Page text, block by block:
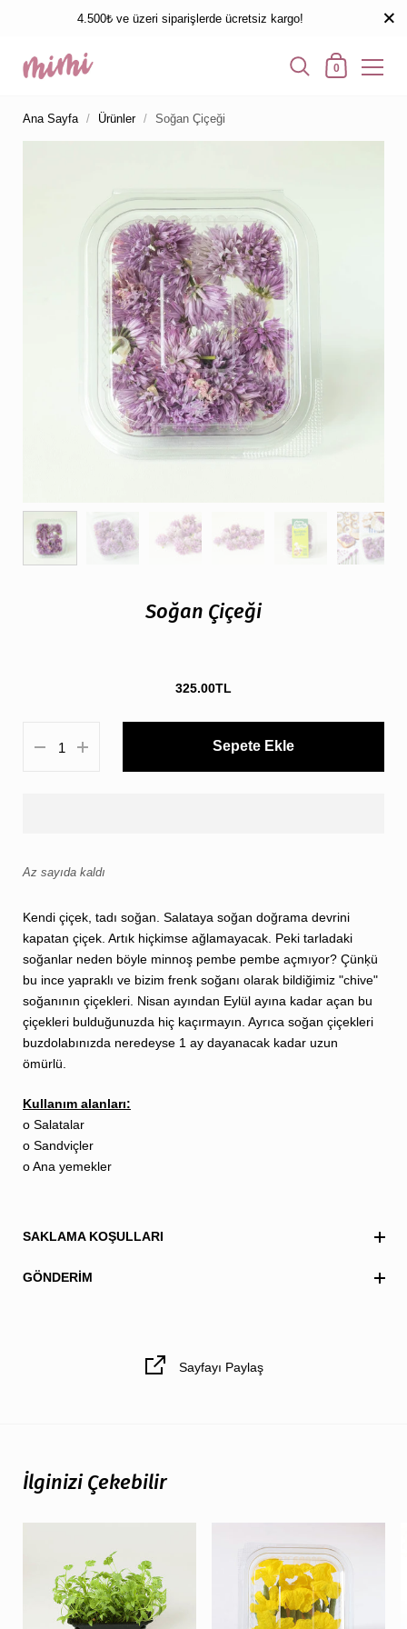
4.500₺ ve üzeri siparişlerde ücretsiz kargo!
0
Soğan Çiçeği
325.00TL
Sepete Ekle
Az sayıda kaldı
Kendi çiçek, tadı soğan. Salataya soğan doğrama devrini
kapatan çiçek. Artık hiçkimse ağlamayacak. Peki tarladaki
soğanlar neden böyle minnoş pembe pembe açmıyor? Çünķü
bu ince yapraklı ve bizim frenk soğanı olarak bildiğimiz "chive"
soğanının çiçekleri. Nisan ayından Eylül ayına kadar açan bu
çiçekleri bulduğunuzda hiç kaçırmayın. Ayrıca soğan çiçekleri
buzdolabınızda neredeyse 1 ay dayanacak kadar uzun
ömürlü.
Kullanım alanları:
o Salatalar
o Sandviçler
o Ana yemekler
SAKLAMA KOŞULLARI
GÖNDERIM
Sayfayı Paylaş
Ana Sayfa / Ürünler / Soğan Çiçeği
İlginizi Çekebilir